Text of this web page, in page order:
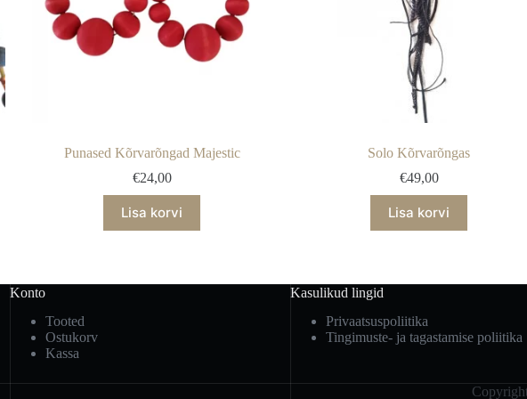
Punased Kõrvarõngad Majestic
€24,00
Lisa korvi
Solo Kõrvarõngas
€49,00
Lisa korvi
Konto
Tooted
Ostukorv
Kassa
Kasulikud lingid
Privaatsuspoliitika
Tingimuste- ja tagastamise poliitika